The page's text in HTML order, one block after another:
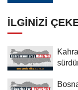
İLGINIZI